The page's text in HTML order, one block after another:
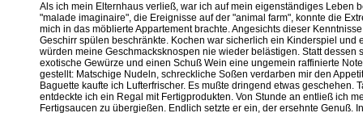
Als ich mein Elternhaus verließ, war ich auf mein eigenständiges Leben
"malade imaginaire", die Ereignisse auf der "animal farm", konnte die
mich in das möblierte Appartement brachte. Angesichts dieser
Geschirr spülen beschränkte. Kochen war sicherlich ein Kinderspiel
würden meine Geschmacksknospen nie wieder belästigen. Statt
exotische Gewürze und einen Schuß Wein eine ungemein raffinierte
gestellt: Matschige Nudeln, schreckliche Soßen verdarben mir den
Baguette kaufte ich Lufterfrischer. Es mußte dringend etwas
entdeckte ich ein Regal mit Fertigprodukten. Von Stunde an entließ ich
Fertigsaucen zu übergießen. Endlich setzte er ein, der ersehnte Genuß.